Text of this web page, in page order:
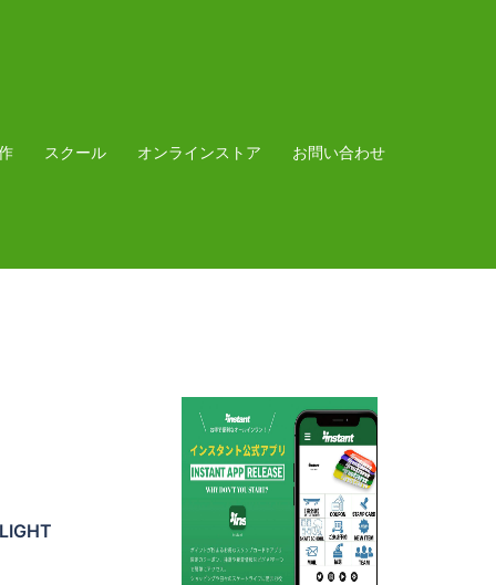
スクール オンラインストア お問い合わせ